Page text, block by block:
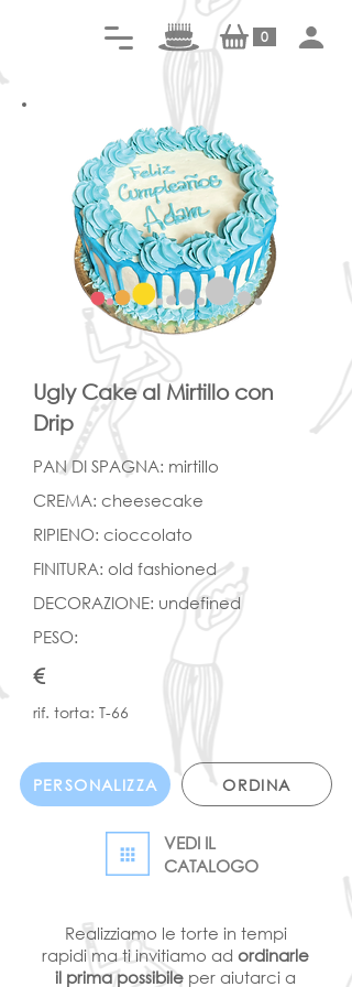
0
Realizziamo le torte in tempi
rapidi ma ti invitiamo ad ordinarle
il prima possibile per aiutarci a
Ugly Cake al Mirtillo con
Drip
PAN DI SPAGNA: mirtillo
CREMA: cheesecake
RIPIENO: cioccolato
FINITURA: old fashioned
DECORAZIONE: undefined
PESO:
€
rif. torta: T-66
PERSONALIZZA ORDINA
VEDI IL
CATALOGO